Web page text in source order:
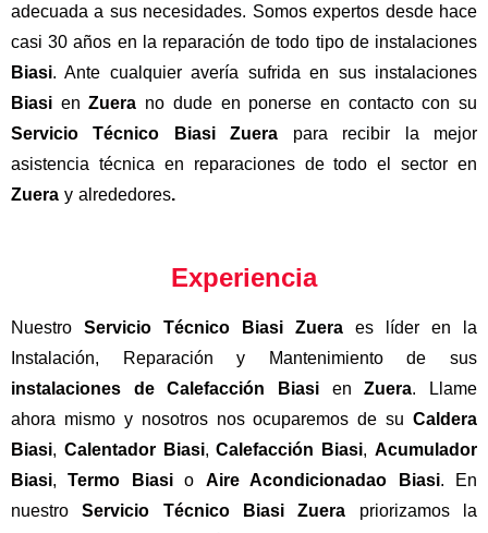
adecuada a sus necesidades. Somos expertos desde hace
casi 30 años en la reparación de todo tipo de instalaciones
Biasi. Ante cualquier avería sufrida en sus instalaciones
Biasi enZuera no dude en ponerse en contacto con su
Servicio Técnico Biasi Zuera para recibir la mejor
asistencia técnica en reparaciones de todo el sector en
Zuera y alrededores.
Experiencia
Nuestro Servicio Técnico Biasi Zuera es líder en la
Instalación, Reparación y Mantenimiento de sus
instalaciones
de Calefacción Biasi enZuera. Llame
ahora mismo y nosotros nos ocuparemos de su Caldera
Biasi, Calentador Biasi,Calefacción Biasi,Acumulador
Biasi,Termo Biasio Aire Acondicionadao Biasi. En
nuestroServicio Técnico Biasi Zuera priorizamos la